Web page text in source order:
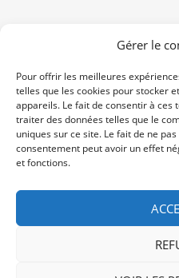
Gérer le
Pour offrir les meilleures
telles que les cookies pour stocker
appareils. Le fait de consentir à ces
traiter des données telles que le
uniques sur ce site. Le fait de ne
consentement peut avoir un effet
et fonctions.
2 Cours de
Bordeaux
Lun-
Non Stop